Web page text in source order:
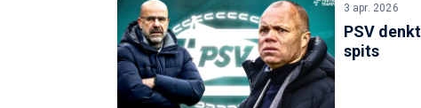
3 apr. 2026
PSV
spits